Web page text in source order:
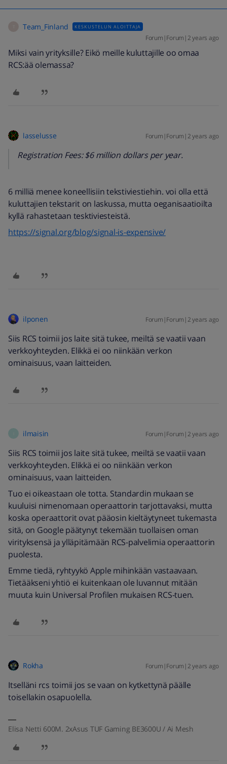
Team_Finland KESKUSTELUN ALOITTAJA
Forum|Forum|2 years ago
Miksi vain yrityksille? Eikö meille kuluttajille oo omaa
RCS:ää olemassa?
lasselusse Forum|Forum|2 years ago
Registration Fees: $6 million dollars per year.
6 milliä menee koneellisiin tekstiviestiehin. voi olla että
kuluttajien tekstarit on laskussa, mutta oeganisaatioilta
kyllä rahastetaan tesktiviesteistä.
https://signal.org/blog/signal-is-expensive/
ilponen Forum|Forum|2 years ago
Siis RCS toimii jos laite sitä tukee, meiltä se vaatii vaan
verkkoyhteyden. Elikkä ei oo niinkään verkon
ominaisuus, vaan laitteiden.
ilmaisin Forum|Forum|2 years ago
Siis RCS toimii jos laite sitä tukee, meiltä se vaatii vaan
verkkoyhteyden. Elikkä ei oo niinkään verkon
ominaisuus, vaan laitteiden.
Tuo ei oikeastaan ole totta. Standardin mukaan se
kuuluisi nimenomaan operaattorin tarjottavaksi, mutta
koska operaattorit ovat pääosin kieltäytyneet tukemasta
sitä, on Google päätynyt tekemään tuollaisen oman
virityksensä ja ylläpitämään RCS-palvelimia operaattorin
puolesta.
Emme tiedä, ryhtyykö Apple mihinkään vastaavaan.
Tietääkseni yhtiö ei kuitenkaan ole luvannut mitään
muuta kuin Universal Profilen mukaisen RCS-tuen.
Rokha Forum|Forum|2 years ago
Itselläni rcs toimii jos se vaan on kytkettynä päälle
toisellakin osapuolella.
Elisa Netti 600M. 2xAsus TUF Gaming BE3600U / Ai Mesh